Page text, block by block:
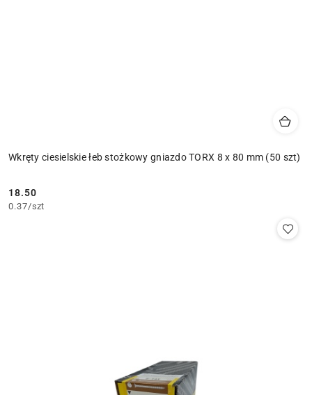
Wkręty ciesielskie łeb stożkowy gniazdo TORX 8 x 80 mm (50 szt)
Cena:
18.50
0.37/szt